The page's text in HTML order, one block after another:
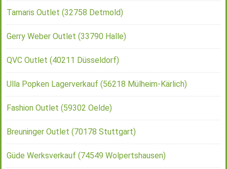
Tamaris Outlet (32758 Detmold)
Gerry Weber Outlet (33790 Halle)
QVC Outlet (40211 Düsseldorf)
Ulla Popken Lagerverkauf (56218 Mülheim-Kärlich)
Fashion Outlet (59302 Oelde)
Breuninger Outlet (70178 Stuttgart)
Güde Werksverkauf (74549 Wolpertshausen)